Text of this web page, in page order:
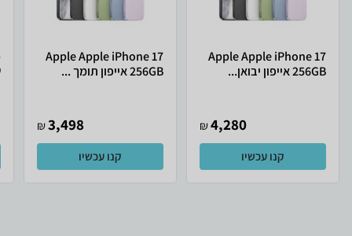
Apple Apple iPhone 17
256GB אייפון יבואן...
4,280
₪
קנו עכשיו
Apple Apple iPhone 17
256GB אייפון תומך ...
3,498
₪
קנו עכשיו